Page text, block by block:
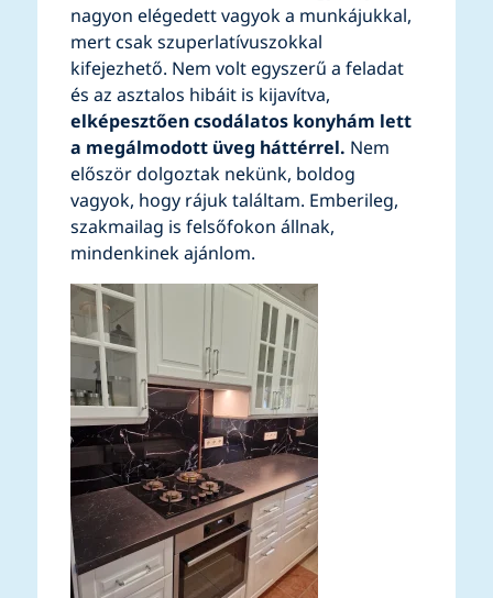
nagyon elégedett vagyok a munkájukkal,
mert csak szuperlatívuszokkal
kifejezhető. Nem volt egyszerű a feladat
és az asztalos hibáit is kijavítva,
elképesztően csodálatos konyhám lett
a megálmodott üveg háttérrel. Nem
először dolgoztak nekünk, boldog
vagyok, hogy rájuk találtam. Emberileg,
szakmailag is felsőfokon állnak,
mindenkinek ajánlom.